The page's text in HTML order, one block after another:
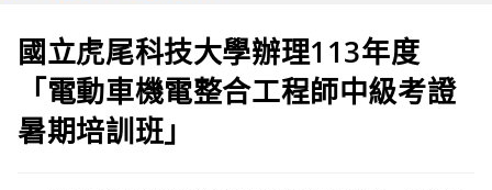
國立虎尾科技大學辦理113年度
「電動車機電整合工程師中級考證
暑期培訓班」